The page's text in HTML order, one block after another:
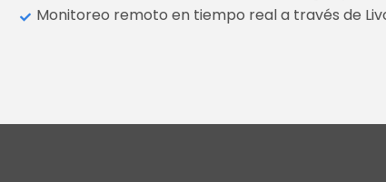
Monitoreo remoto en tiempo real a través de